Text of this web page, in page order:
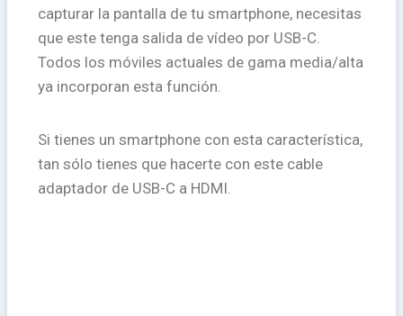
capturar la pantalla de tu smartphone, necesitas
que este tenga salida de vídeo por USB-C.
Todos los móviles actuales de gama media/alta
ya incorporan esta función.
Si tienes un smartphone con esta característica,
tan sólo tienes que hacerte con este cable
adaptador de USB-C a HDMI.